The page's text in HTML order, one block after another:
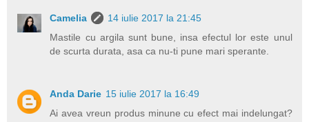
Camelia
14 iulie 2017 la 21:45
Mastile cu argila sunt bune, insa efectul lor este unul
de scurta durata, asa ca nu-ti pune mari sperante.
Anda Darie 15 iulie 2017 la 16:49
Ai avea vreun produs minune cu efect mai indelungat?